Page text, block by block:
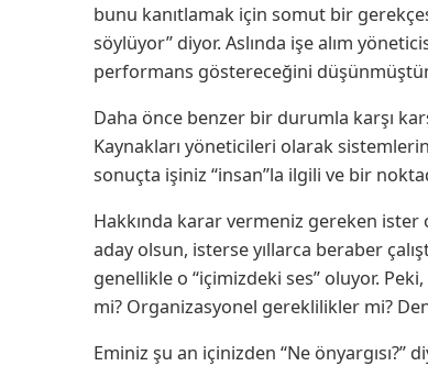
bunu kanıtlamak için somut bir
söylüyor” diyor. Aslında işe alım
performans göstereceğini
Daha önce benzer bir durumla karşı
Kaynakları yöneticileri olarak
sonuçta işiniz “insan”la ilgili ve bir
Hakkında karar vermeniz gereken
aday olsun, isterse yıllarca beraber
genellikle o “içimizdeki ses” oluyor.
mi? Organizasyonel gereklilikler mi?
Eminiz şu an içinizden “Ne önyargısı?”